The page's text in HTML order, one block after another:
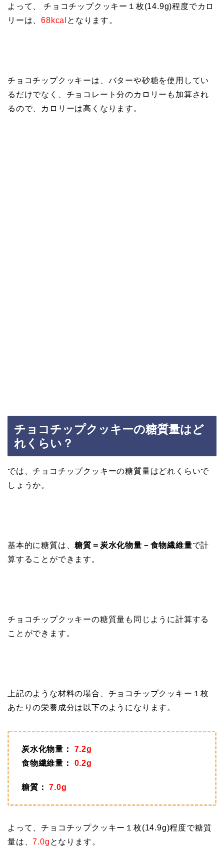
よって、 チョコチップクッキー１枚(14.9g)程度でカロ
リーは、68kcal となります。
チョコチップクッキーは、バターや砂糖を使用してい
るだけでなく、チョコレート分のカロリーも加算され
るので、カロリーは高くなります。
チョコチップクッキーの糖質量はど
れくらい？
では、チョコチップクッキーの糖質量はどれくらいで
しょうか。
基本的に糖質は、糖質＝炭水化物量－食物繊維量で計
算することができます。
チョコチップクッキーの糖質量も同じように計算する
ことができます。
上記のような材料の場合、チョコチップクッキー１枚
あたりの栄養成分は以下のようになります。
炭水化物量：
7.2g
食物繊維量：
0.2g
糖質： 7.0g
よって、チョコチップクッキー１枚(14.9g)程度で糖質
量は、7.0g となります。